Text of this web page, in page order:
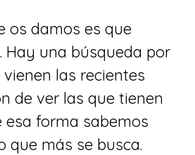
os damos es que
. Hay una búsqueda por
las recientes
de ver las que tienen
esa forma sabemos
que más se busca.